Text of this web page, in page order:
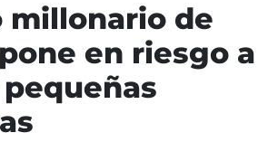
millonario de
en riesgo a